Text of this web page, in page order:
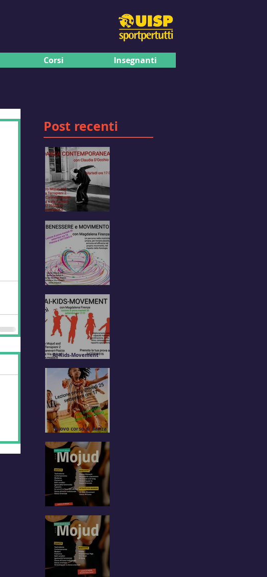
Corsi Insegnanti
Post recenti
CONTEMPORANEA
attività motoria per tutti!
Ai-Kids-Movement
bambini dai 6 ai 10 anni
Nuovo corso di danza
Mame Ale Niang
Attività 2025/2026